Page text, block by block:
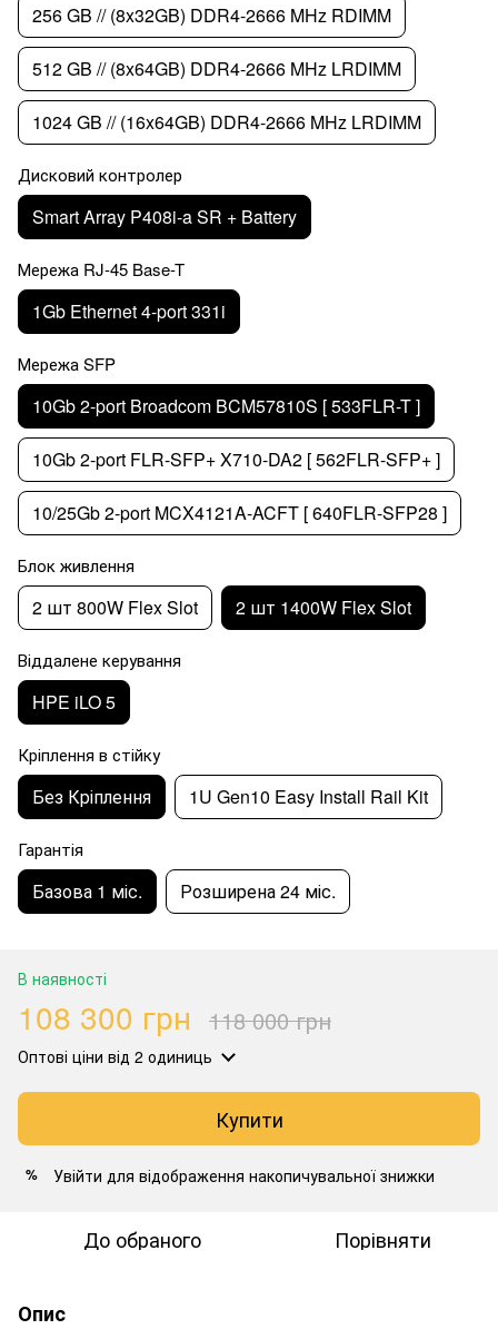
256 GB // (8x32GB) DDR4-2666 MHz RDIMM
512 GB // (8x64GB) DDR4-2666 MHz LRDIMM
1024 GB // (16x64GB) DDR4-2666 MHz LRDIMM
Дисковий контролер
Smart Array P408i-a SR + Battery
Мережа RJ-45 Base-T
1Gb Ethernet 4-port 331i
Мережа SFP
10Gb 2-port Broadcom BCM57810S [ 533FLR-T ]
10Gb 2-port FLR-SFP+ X710-DA2 [ 562FLR-SFP+ ]
10/25Gb 2-port MCX4121A-ACFT [ 640FLR-SFP28 ]
Блок живлення
2 шт 800W Flex Slot 2 шт 1400W Flex Slot
Віддалене керування
HPE iLO 5
Кріплення в стійку
Без Кріплення 1U Gen10 Easy Install Rail Kit
Гарантія
Базова 1 міс. Розширена 24 міс.
В наявності
108 300 грн 118 000 грн
Оптові ціни від 2 одиниць
Купити
% Увійти для відображення накопичувальної знижки
До обраного Порівняти
Опис